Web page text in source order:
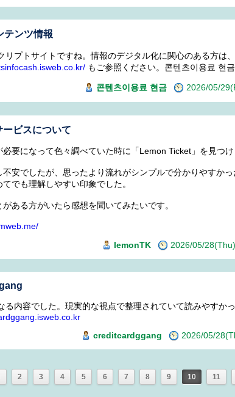
テンツ情報
リプトサイトですね。情報のデジタル化に関心のある方は
もご参照ください。콘텐츠이용료 현금
콘텐츠이용료 현금 2026/05/
ビスについて
要になって色々調べていた時に「Lemon Ticket」を見つけ
安でしたが、思ったより流れがシンプルで分かりやすか
でも理解しやすい印象でした。
ある方がいたら感想を聞いてみたいです。
lemonTK
2026/05/
る内容でした。現実的な視点で整理されていて読みやすかっ
creditcardggang
2026/05/
2 3 4 5 6 7 8 9 10 11